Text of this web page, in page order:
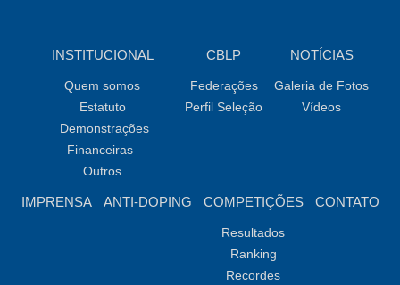
INSTITUCIONAL
Quem somos
Estatuto
Demonstrações
Financeiras
Outros
CBLP
Federações
Perfil Seleção
NOTÍCIAS
Galeria de Fotos
Vídeos
IMPRENSA ANTI-DOPING COMPETIÇÕES
Resultados
Ranking
Recordes
CONTATO